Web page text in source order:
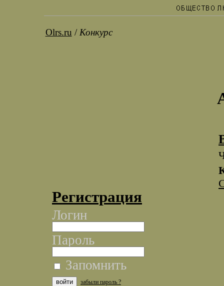
Olrs.ru / Конкурс
Регистрация
Логин
Пароль
Запомнить
забыли пароль ?